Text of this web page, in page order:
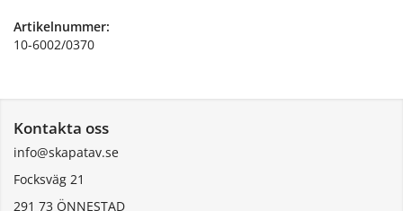
Artikelnummer:
10-6002/0370
Kontakta oss
info@skapatav.se
Focksväg 21
291 73 ÖNNESTAD